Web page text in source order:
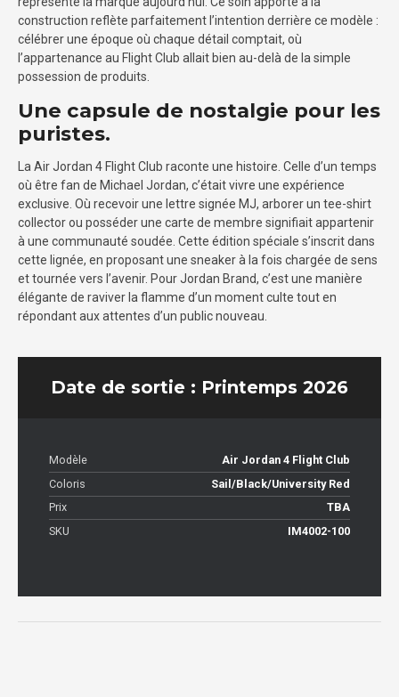
construction reflète parfaitement l’intention derrière ce modèle :
célébrer une époque où chaque détail comptait, où
l’appartenance au Flight Club allait bien au-delà de la simple
possession de produits.
Une capsule de nostalgie pour les
puristes.
La Air Jordan 4 Flight Club raconte une histoire. Celle d’un temps
où être fan de Michael Jordan, c’était vivre une expérience
exclusive. Où recevoir une lettre signée MJ, arborer un tee-shirt
collector ou posséder une carte de membre signifiait appartenir
à une communauté soudée. Cette édition spéciale s’inscrit dans
cette lignée, en proposant une sneaker à la fois chargée de sens
et tournée vers l’avenir. Pour Jordan Brand, c’est une manière
élégante de raviver la flamme d’un moment culte tout en
répondant aux attentes d’un public nouveau.
Date de sortie : Printemps 2026
Modèle
Air Jordan 4 Flight Club
Coloris
Sail/Black/University Red
Prix
TBA
SKU
IM4002-100